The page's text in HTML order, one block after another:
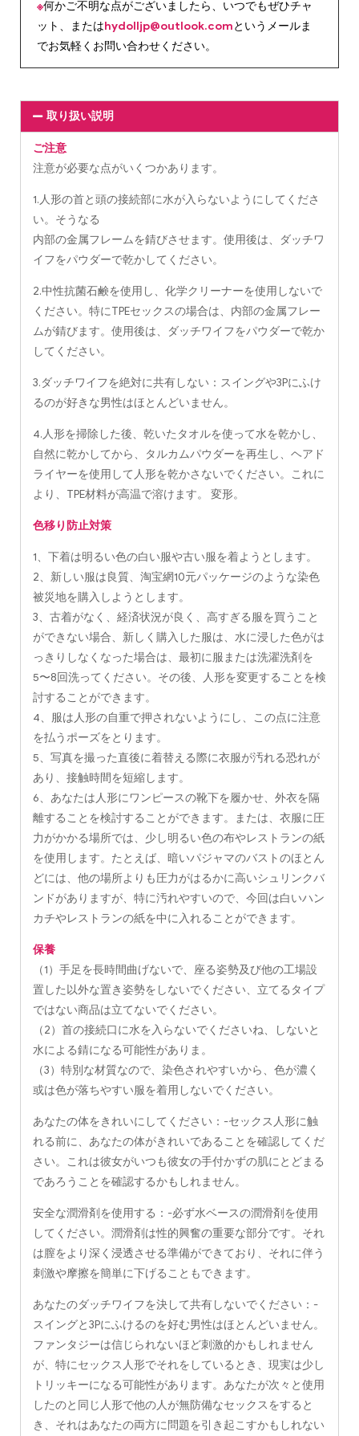
※何かご不明な点がございましたら、いつでもぜひチャ
ット、またはhydolljp@outlook.comというメールま
でお気軽くお問い合わせください。
取り扱い説明
ご注意
注意が必要な点がいくつかあります。
1.人形の首と頭の接続部に水が入らないようにしてくださ
い。そうなる
内部の金属フレームを錆びさせます。使用後は、ダッチワ
イフをパウダーで乾かしてください。
2.中性抗菌石鹸を使用し、化学クリーナーを使用しないで
ください。特にTPEセックスの場合は、内部の金属フレー
ムが錆びます。使用後は、ダッチワイフをパウダーで乾か
してください。
3.ダッチワイフを絶対に共有しない：スイングや3Pにふけ
るのが好きな男性はほとんどいません。
4.人形を掃除した後、乾いたタオルを使って水を乾かし、
自然に乾かしてから、タルカムパウダーを再生し、ヘアド
ライヤーを使用して人形を乾かさないでください。これに
より、TPE材料が高温で溶けます。 変形。
色移り防止対策
1、下着は明るい色の白い服や古い服を着ようとします。
2、新しい服は良質、淘宝網10元パッケージのような染色
被災地を購入しようとします。
3、古着がなく、経済状況が良く、高すぎる服を買うこと
ができない場合、新しく購入した服は、水に浸した色がは
っきりしなくなった場合は、最初に服または洗濯洗剤を
5〜8回洗ってください。その後、人形を変更することを検
討することができます。
4、服は人形の自重で押されないようにし、この点に注意
を払うポーズをとります。
5、写真を撮った直後に着替える際に衣服が汚れる恐れが
あり、接触時間を短縮します。
6、あなたは人形にワンピースの靴下を履かせ、外衣を隔
離することを検討することができます。または、衣服に圧
力がかかる場所では、少し明るい色の布やレストランの紙
を使用します。たとえば、暗いパジャマのバストのほとん
どには、他の場所よりも圧力がはるかに高いシュリンクバ
ンドがありますが、特に汚れやすいので、今回は白いハン
カチやレストランの紙を中に入れることができます。
保養
（1）手足を長時間曲げないで、座る姿勢及び他の工場設
置した以外な置き姿勢をしないでください、立てるタイプ
ではない商品は立てないでください。
（2）首の接続口に水を入らないでくださいね、しないと
水による錆になる可能性がありま。
（3）特別な材質なので、染色されやすいから、色が濃く
或は色が落ちやすい服を着用しないでください。
あなたの体をきれいにしてください：-セックス人形に触
れる前に、あなたの体がきれいであることを確認してくだ
さい。これは彼女がいつも彼女の手付かずの肌にとどまる
であろうことを確認するかもしれません。
安全な潤滑剤を使用する：-必ず水ベースの潤滑剤を使用
してください。潤滑剤は性的興奮の重要な部分です。それ
は膣をより深く浸透させる準備ができており、それに伴う
刺激や摩擦を簡単に下げることもできます。
あなたのダッチワイフを決して共有しないでください：-
スイングと3Pにふけるのを好む男性はほとんどいません。
ファンタジーは信じられないほど刺激的かもしれません
が、特にセックス人形でそれをしているとき、現実は少し
トリッキーになる可能性があります。あなたが次々と使用
したのと同じ人形で他の人が無防備なセックスをすると
き、それはあなたの両方に問題を引き起こすかもしれない